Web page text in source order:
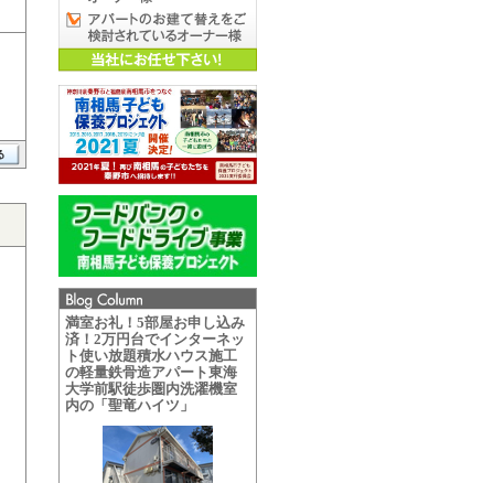
満室お礼！5部屋お申し込み
済！2万円台でインターネッ
ト使い放題積水ハウス施工
の軽量鉄骨造アパート東海
大学前駅徒歩圏内洗濯機室
内の「聖竜ハイツ」